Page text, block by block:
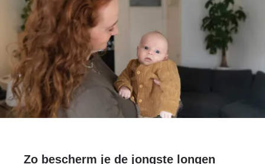
Zo bescherm je de jongste longen